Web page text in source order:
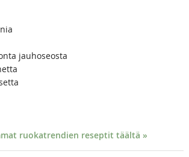
jauhoseosta
ruokatrendien reseptit täältä »